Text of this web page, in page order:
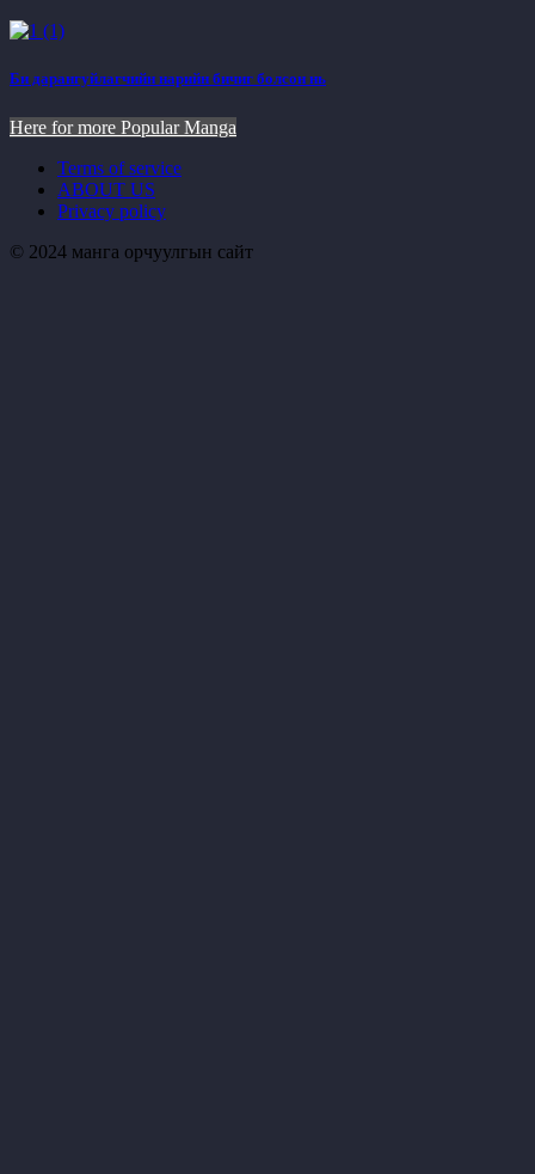
Би дарангуйлагчийн нарийн бичиг болсон нь
Here for more Popular Manga
Terms of service
ABOUT US
Privacy policy
© 2024 манга орчуулгын сайт